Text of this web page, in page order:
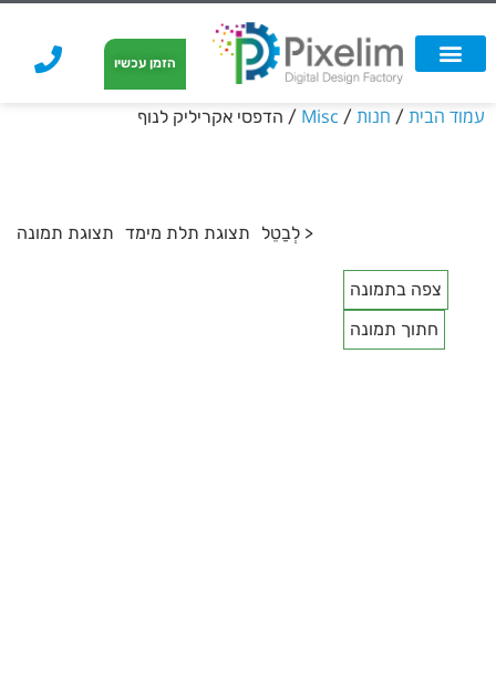
הזמן עכשיו
עמוד הבית / חנות /
Misc / הדפסי אקריליק לנוף
צפה בתמונה
חתוך תמונה
תצוגת תמונה תצוגת תלת מימד < לְבַטֵל